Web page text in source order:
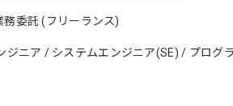
務委託(フリーランス)
ジニア / システムエンジニア(SE) / プログ